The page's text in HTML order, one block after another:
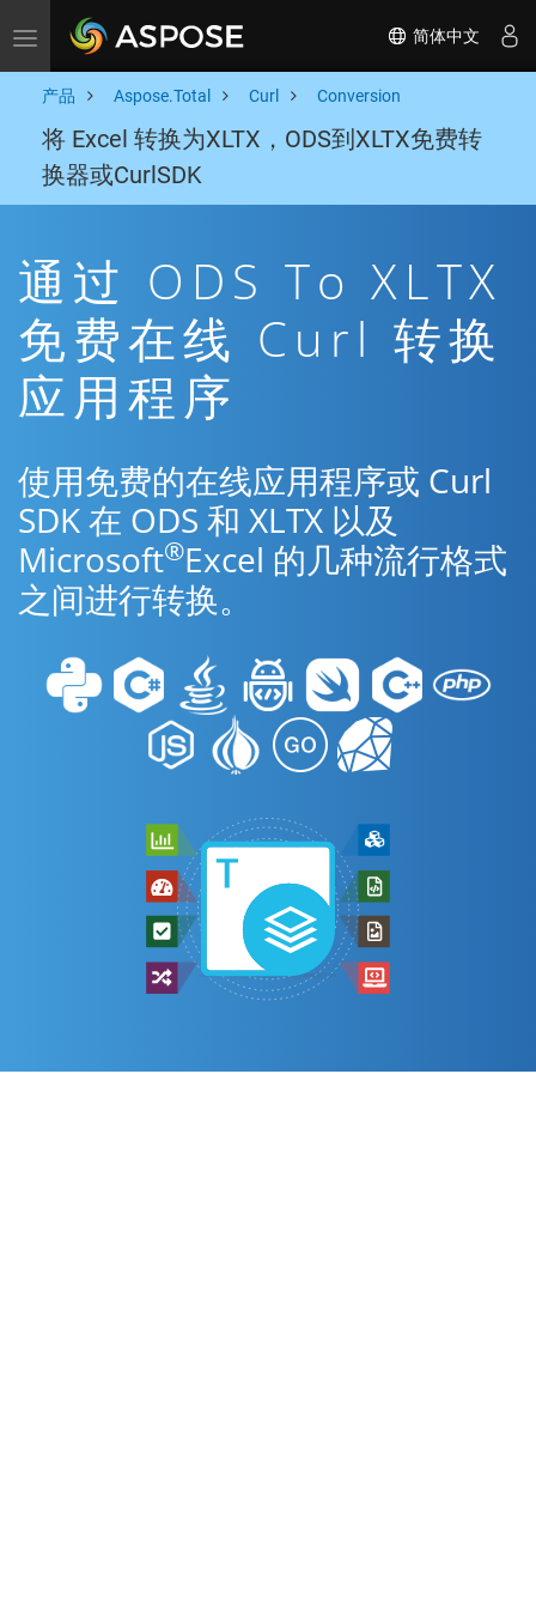
Toggle navigation 简体中文
产品 Aspose.Total Curl Conversion
将 Excel 转换为XLTX，ODS到XLTX免费转
换器或CurlSDK
通过 ODS To XLTX
免费在线 Curl 转换
应用程序
使用免费的在线应用程序或 Curl
SDK 在 ODS 和 XLTX 以及
Microsoft®Excel 的几种流行格式
之间进行转换。